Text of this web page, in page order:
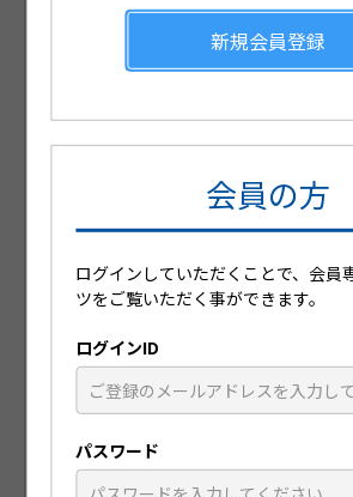
日々の診療に役立つ動画コ
新規会員登録
会員の方
ログインしていただくことで、会員
ツをご覧いただく事ができます。
ログインID
パスワード